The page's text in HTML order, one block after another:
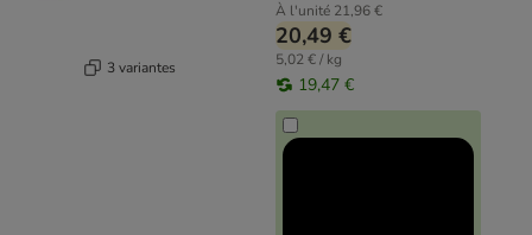
3 variantes
À l'unité 21,96 €
20,49 €
5,02 € / kg
19,47 €